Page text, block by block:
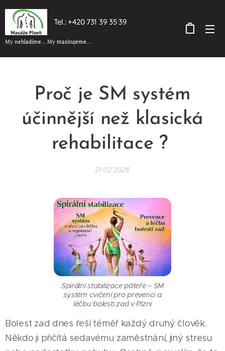
Tel.: +420 731 39 35 39
My nehladíme... My masírujeme...
Proč je SM systém
účinnější než klasická
rehabilitace ?
21.02.2026
Spirální stabilizace páteře – SM
systém cvičení pro prevenci a
léčbu bolesti zad v Plzni
Bolest zad dnes řeší téměř každý druhý člověk.
Někdo ji přičítá sedavému zaměstnání, jiný stresu